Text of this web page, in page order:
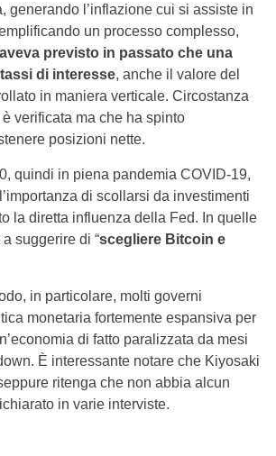
generando l’inflazione cui si assiste in
un processo complesso,
previsto in passato che una
di interesse, anche il valore del
in maniera verticale. Circostanza
verificata ma che ha spinto
posizioni nette.
quindi in piena pandemia COVID-19,
di scollarsi da investimenti
la diretta influenza della Fed. In quelle
suggerire di “scegliere Bitcoin e
in particolare, molti governi
monetaria fortemente espansiva per
di fatto paralizzata da mesi
È interessante notare che Kiyosaki
ritenga che non abbia alcun
in varie interviste.